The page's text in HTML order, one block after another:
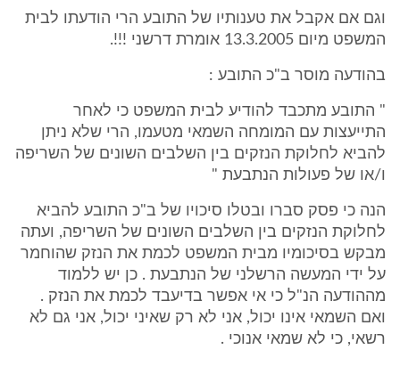
וגם אם אקבל את טענותיו של התובע הרי הודעתו לבית
המשפט מיום 13.3.2005 אומרת דרשני !!!.
בהודעה מוסר ב"כ התובע :
" התובע מתכבד להודיע לבית המשפט כי לאחר
התייעצות עם המומחה השמאי מטעמו, הרי שלא ניתן
להביא לחלוקת הנזקים בין השלבים השונים של השריפה
ו/או של פעולות הנתבעת "
הנה כי פסק סברו ובטלו סיכויו של ב"כ התובע להביא
לחלוקת הנזקים בין השלבים השונים של השריפה, ועתה
מבקש בסיכומיו מבית המשפט לכמת את הנזק שהוחמר
על ידי המעשה הרשלני של הנתבעת . כן יש ללמוד
מההודעה הנ"ל כי אי אפשר בדיעבד לכמת את הנזק .
ואם השמאי אינו יכול, אני לא רק שאיני יכול, אני גם לא
רשאי, כי לא שמאי אנוכי .